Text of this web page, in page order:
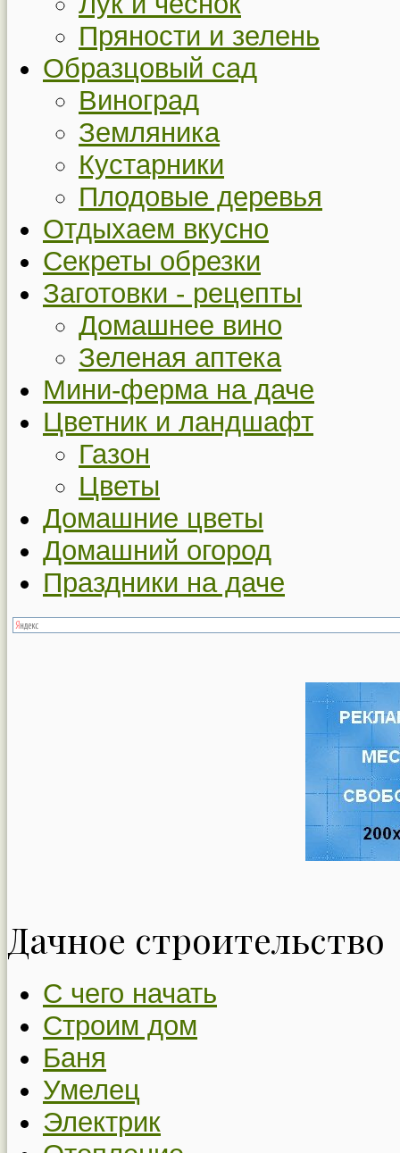
Пряности и зелень
Образцовый сад
Виноград
Земляника
Кустарники
Плодовые деревья
Отдыхаем вкусно
Секреты обрезки
Заготовки - рецепты
Домашнее вино
Зеленая аптека
Мини-ферма на даче
Цветник и ландшафт
Газон
Цветы
Домашние цветы
Домашний огород
Праздники на даче
Дачное строительство
С чего начать
Строим дом
Баня
Умелец
Электрик